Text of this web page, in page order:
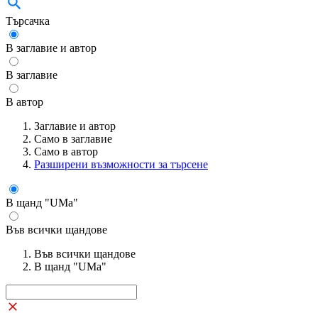
Търсачка
В заглавие и автор
В заглавие
В автор
Заглавие и автор
Само в заглавие
Само в автор
Разширени възможности за търсене
В щанд "UMa"
Във всички щандове
Във всички щандове
В щанд "UMa"